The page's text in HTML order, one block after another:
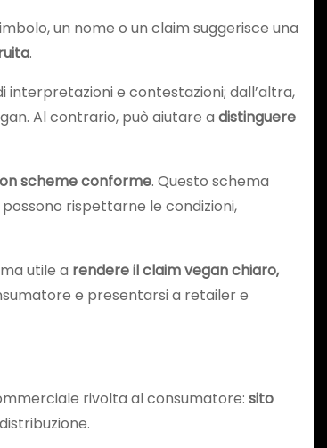
un nome o un claim suggerisce una
.
interpretazioni e contestazioni; dall’altra,
Al contrario, può aiutare a distinguere
scheme conforme. Questo schema
rispettarne le condizioni,
utile a rendere il claim vegan chiaro,
e presentarsi a retailer e
rivolta al consumatore: sito